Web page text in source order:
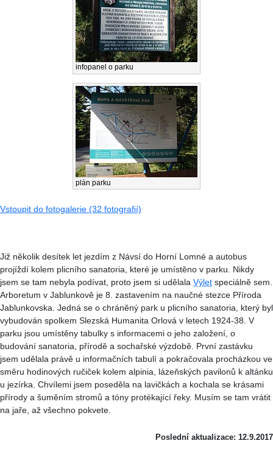
infopanel o parku
plán parku
Vstoupit do fotogalerie (32 fotografií)
Již několik desítek let jezdím z Návsí do Horní Lomné a autobus
projíždí kolem plicního sanatoria, které je umístěno v parku. Nikdy
jsem se tam nebyla podívat, proto jsem si udělala Výlet speciálně sem.
Arboretum v Jablunkově je 8. zastavením na naučné stezce Příroda
Jablunkovska. Jedná se o chráněný park u plicního sanatoria, který byl
vybudován spolkem Slezská Humanita Orlová v letech 1924-38. V
parku jsou umístěny tabulky s informacemi o jeho založení, o
budování sanatoria, přírodě a sochařské výzdobě. První zastávku
jsem udělala právě u informačních tabulí a pokračovala procházkou ve
směru hodinových ručiček kolem alpinia, lázeňských pavilonů k altánku
u jezírka. Chvílemi jsem poseděla na lavičkách a kochala se krásami
přírody a šuměním stromů a tóny protékající řeky. Musím se tam vrátit
na jaře, až všechno pokvete.
Poslední aktualizace: 12.9.2017